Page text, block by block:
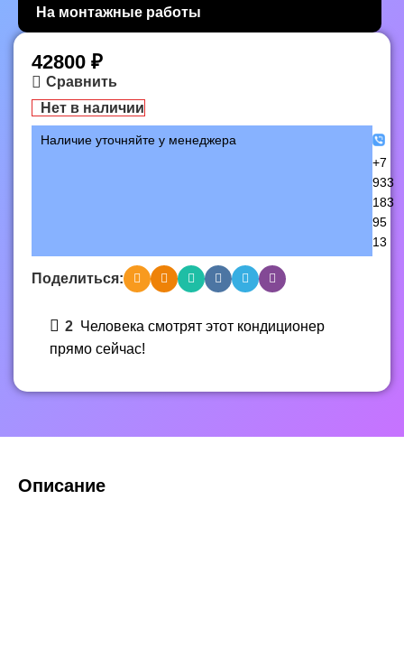
На монтажные работы
42800 ₽
Сравнить
Нет в наличии
Наличие уточняйте у менеджера
+7
933
183
95
13
Поделиться:
2 Человека смотрят этот кондиционер
прямо сейчас!
Описание